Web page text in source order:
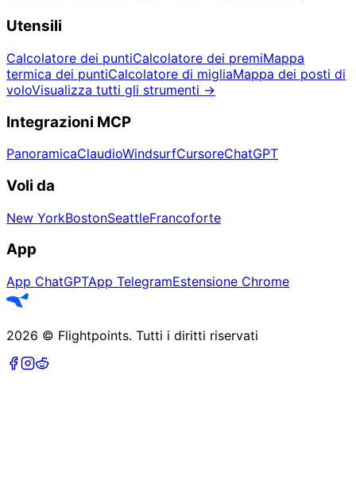
Utensili
Calcolatore dei puntiCalcolatore dei premiMappa
termica dei puntiCalcolatore di migliaMappa dei posti di
voloVisualizza tutti gli strumenti →
Integrazioni MCP
PanoramicaClaudioWindsurfCursoreChatGPT
Voli da
New YorkBostonSeattleFrancoforte
App
App ChatGPTApp TelegramEstensione Chrome
2026 © Flightpoints. Tutti i diritti riservati